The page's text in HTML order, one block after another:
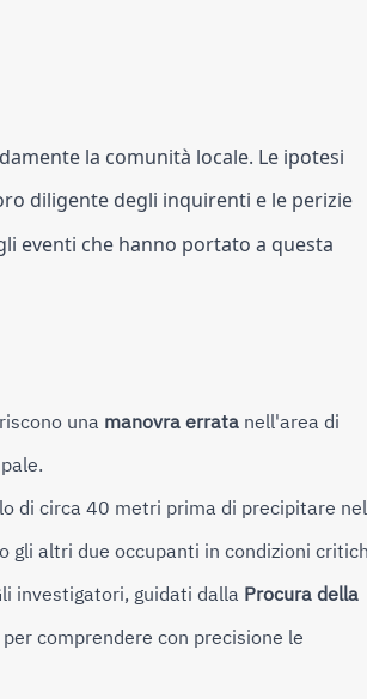
la comunità locale. Le ipotesi
diligente degli inquirenti e le perizie
eventi che hanno portato a questa
una manovra errata nell'area di
di circa 40 metri prima di precipitare
gli altri due occupanti in condizioni
investigatori, guidati dalla Procura della
comprendere con precisione le